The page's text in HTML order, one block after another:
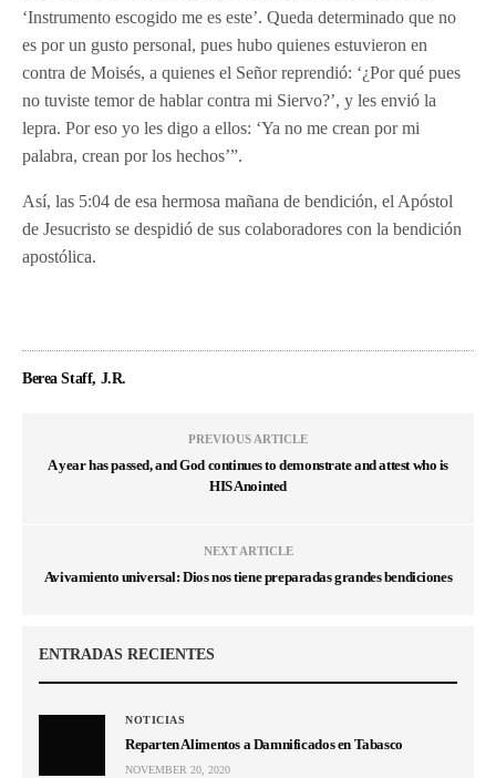
‘Instrumento escogido me es este’. Queda determinado que no
es por un gusto personal, pues hubo quienes estuvieron en
contra de Moisés, a quienes el Señor reprendió: ‘¿Por qué pues
no tuviste temor de hablar contra mi Siervo?’, y les envió la
lepra. Por eso yo les digo a ellos: ‘Ya no me crean por mi
palabra, crean por los hechos’”.
Así, las 5:04 de esa hermosa mañana de bendición, el Apóstol
de Jesucristo se despidió de sus colaboradores con la bendición
apostólica.
Berea Staff, J.R.
PREVIOUS ARTICLE
A year has passed, and God continues to demonstrate and attest who is
HIS Anointed
NEXT ARTICLE
Avivamiento universal: Dios nos tiene preparadas grandes bendiciones
ENTRADAS RECIENTES
NOTICIAS
Reparten Alimentos a Damnificados en Tabasco
NOVEMBER 20, 2020